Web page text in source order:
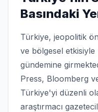
Basındaki
Türkiye, jeopolitik
ve bölgesel etkisiyle
gündemine
Press, Bloomberg
Türkiye'yi düzenli
araştırmacı